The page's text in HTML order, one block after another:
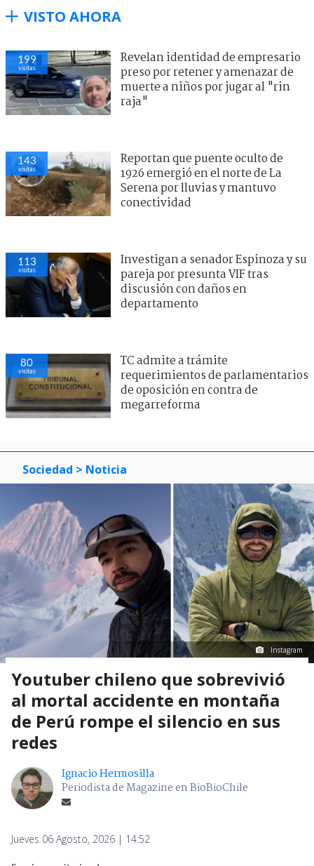
VISTO AHORA
199
visitas
Revelan identidad de empresario
preso por retener y amenazar de
muerte a niños por jugar al "rin
raja"
143
visitas
Reportan que puente oculto de
1926 emergió en el norte de La
Serena por lluvias y mantuvo
conectividad
113
visitas
Investigan a senador Espinoza y su
pareja por presunta VIF tras
discusión con daños en
departamento
80
visitas
TC admite a trámite
requerimientos de parlamentarios
de oposición en contra de
megarreforma
Sociedad > Noticia
Instagram
Youtuber chileno que sobrevivió
al mortal accidente en montaña
de Perú rompe el silencio en sus
redes
Ignacio Hermosilla
Periodista de Magazine en BioBioChile
Jueves 06 Agosto, 2026 | 14:52